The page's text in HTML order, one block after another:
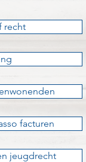
recht
facturen
jeugdrecht